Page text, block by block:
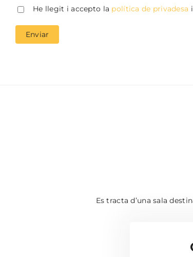
He llegit i accepto la política de privadesa
Es tracta d’una sala